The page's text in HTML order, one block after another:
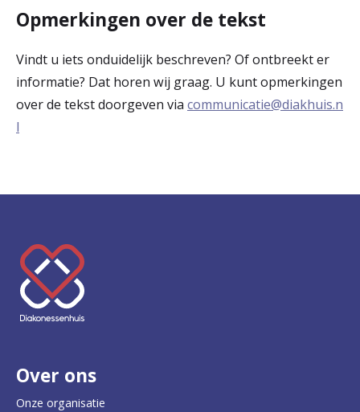
Opmerkingen over de tekst
Vindt u iets onduidelijk beschreven? Of ontbreekt er
informatie? Dat horen wij graag. U kunt opmerkingen
over de tekst doorgeven via communicatie@diakhuis.n
l
K
e
e
t
e
Over ons
Onze organisatie